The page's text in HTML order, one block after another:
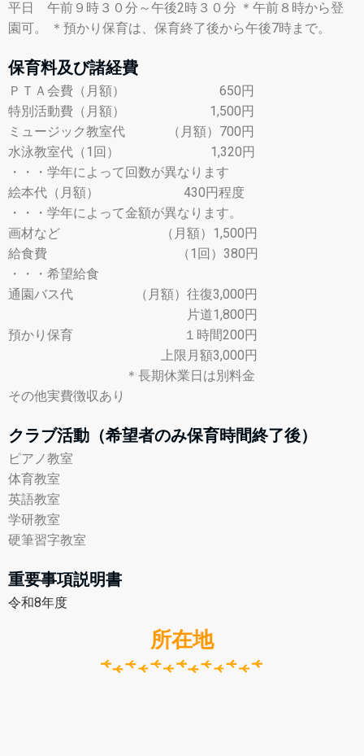
平日 午前９時３０分～午後2時３０分 ＊午前８時から登
園可。 ＊預かり保育は、保育終了後から午後7時まで。
保育料及び諸経費
ＰＴＡ会費（月額） 650円
特別活動費（月額） 1,500円
ミュージック教室代 （月額）700円
水泳教室代（1回） 1,320円
・・・学年によって回数が異なります
絵本代（月額） 430円程度
・・・学年によって金額が異なります。
画材など （月額）1,500円
給食費 （1回）380円
・・・希望給食
通園バス代 （月額）往復3,000円
片道1,800円
預かり保育 １時間200円
上限月額3,000円
＊長期休業日は別料金
その他実費徴収あり
クラブ活動（希望者のみ保育時間終了後）
ピアノ教室
体育教室
英語教室
学研教室
硬筆習字教室
重要事項説明書
令和8年度
所在地